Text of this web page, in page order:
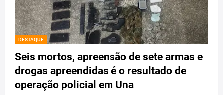
DESTAQUE
Seis mortos, apreensão de sete armas e
drogas apreendidas é o resultado de
operação policial em Una